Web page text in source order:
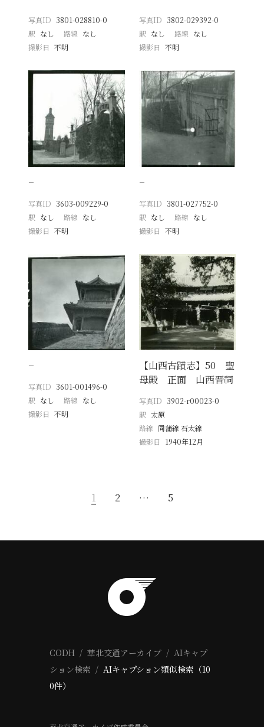
写真ID 3801-028810-0
駅 なし 路線 なし
撮影日
不明
写真ID 3802-029392-0
駅 なし 路線 なし
撮影日 不明
−
写真ID 3603-009229-0
駅 なし 路線 なし
撮影日
不明
−
写真ID 3801-027752-0
駅 なし 路線 なし
撮影日 不明
−
写真ID 3601-001496-0
駅 なし 路線 なし
撮影日
不明
【山西古蹟志】50 聖
母殿 正面 山西晋祠
写真ID 3902-r00023-0
駅 太原
路線 同蒲線 石太線
撮影日
1940年12月
1 2 … 5
CODH 華北交通アーカイブ
AIキャプ
ション検索
AIキャプション類似検索（10
0件）